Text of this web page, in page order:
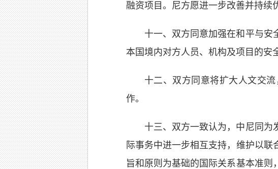
融资项目。尼方愿进一步改善并持续
十一、双方同意加强在和平与安
本国境内对方人员、机构及项目的安
十二、双方同意将扩大人文交
作。
十三、双方一致认为，中尼同为
际事务中进一步相互支持，维护以
旨和原则为基础的国际关系基本准